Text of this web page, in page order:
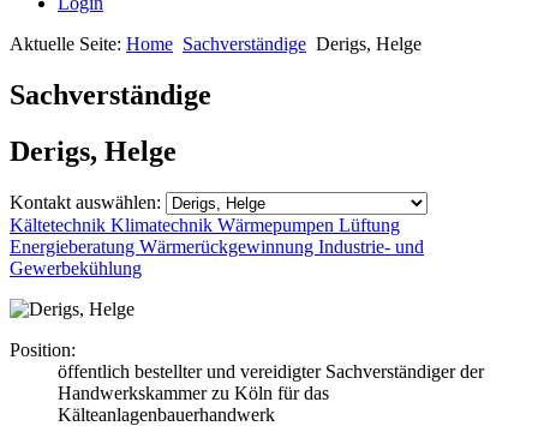
Aktuelle Seite: Home Sachverständige Derigs, Helge
Sachverständige
Derigs, Helge
Kontakt auswählen:
Kältetechnik Klimatechnik Wärmepumpen Lüftung
Energieberatung Wärmerückgewinnung Industrie- und
Gewerbekühlung
Position:
öffentlich bestellter und vereidigter Sachverständiger der
Handwerkskammer zu Köln für das
Kälteanlagenbauerhandwerk